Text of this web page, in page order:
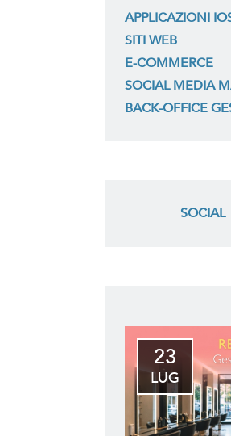
APPLICAZIONI
SITI WEB
E-COMMERCE
SOCIAL MEDIA
BACK-OFFICE
SOCIAL
23
LUG